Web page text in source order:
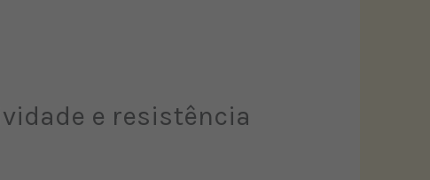
e resistência